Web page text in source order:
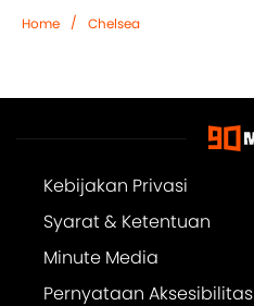
Home / Chelsea
Kebijakan Privasi
Syarat & Ketentuan
Minute Media
Pernyataan Aksesibilitas